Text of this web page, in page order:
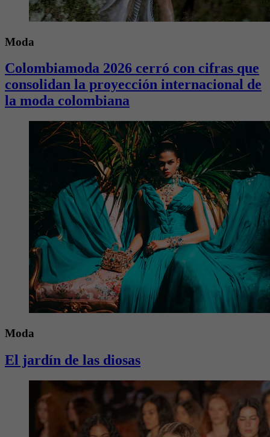
Moda
Colombiamoda 2026 cerró con cifras que
consolidan la proyección internacional de
la moda colombiana
Moda
El jardín de las diosas